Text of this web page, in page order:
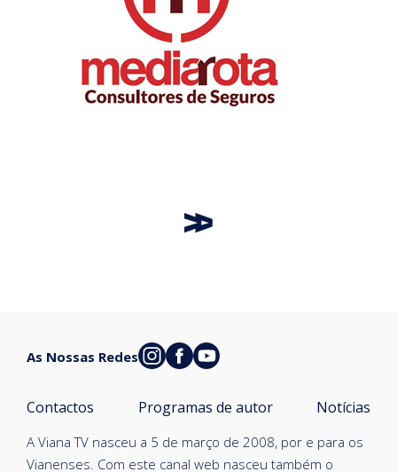
A Viana TV nasceu a 5 de março de 2008, por e para os
Vianenses. Com este canal web nasceu também o
Contactos Programas de autor Notícias
As Nossas Redes